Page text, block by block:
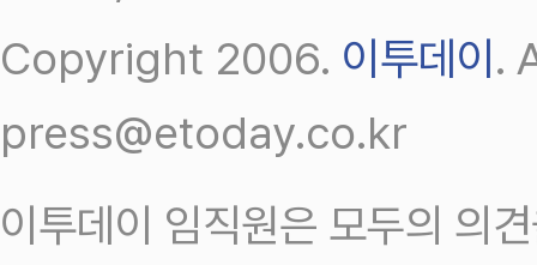
Copyright 2006. 이투데이.
press@etoday.co.kr
이투데이 임직원은 모두의 의